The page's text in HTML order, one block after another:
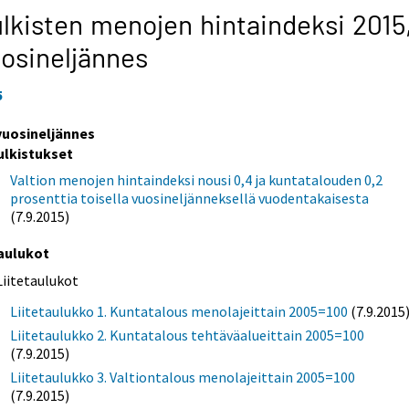
menojen hintaindeksi
Valtion menojen hintaindeksi nousi 0,4 ja kuntatalouden 0,2
prosenttia toisella vuosineljänneksellä vuodentakaisesta
(7.9.2015)
Liitetaulukko 1. Kuntatalous menolajeittain 2005=100 (7.9.2015)
Liitetaulukko 2. Kuntatalous tehtäväalueittain 2005=100
(7.9.2015)
Liitetaulukko 3. Valtiontalous menolajeittain 2005=100
(7.9.2015)